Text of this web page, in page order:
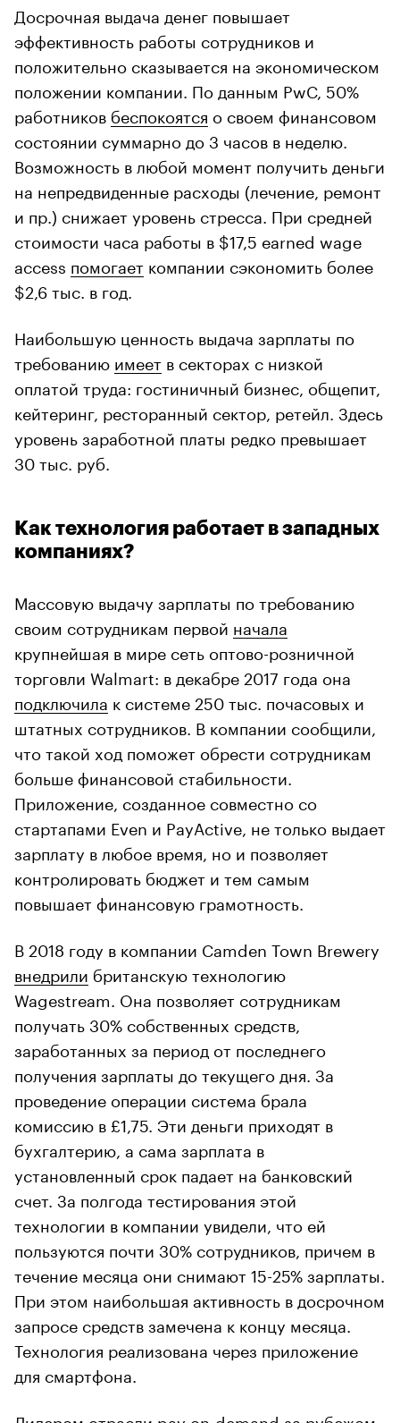
Досрочная выдача денег повышает
эффективность работы сотрудников и
положительно сказывается на экономическом
положении компании. По данным PwC, 50%
работников беспокоятся о своем финансовом
состоянии суммарно до 3 часов в неделю.
Возможность в любой момент получить деньги
на непредвиденные расходы (лечение, ремонт
и пр.) снижает уровень стресса. При средней
стоимости часа работы в $17,5 earned wage
access помогает компании сэкономить более
$2,6 тыс. в год.
Наибольшую ценность выдача зарплаты по
требованию имеет в секторах с низкой
оплатой труда: гостиничный бизнес, общепит,
кейтеринг, ресторанный сектор, ретейл. Здесь
уровень заработной платы редко превышает
30 тыс. руб.
Как технология работает в западных
компаниях?
Массовую выдачу зарплаты по требованию
своим сотрудникам первой начала
крупнейшая в мире сеть оптово-розничной
торговли Walmart: в декабре 2017 года она
подключила к системе 250 тыс. почасовых и
штатных сотрудников. В компании сообщили,
что такой ход поможет обрести сотрудникам
больше финансовой стабильности.
Приложение, созданное совместно со
стартапами Even и PayActive, не только выдает
зарплату в любое время, но и позволяет
контролировать бюджет и тем самым
повышает финансовую грамотность.
В 2018 году в компании Camden Town Brewery
внедрили британскую технологию
Wagestream. Она позволяет сотрудникам
получать 30% собственных средств,
заработанных за период от последнего
получения зарплаты до текущего дня. За
проведение операции система брала
комиссию в £1,75. Эти деньги приходят в
бухгалтерию, а сама зарплата в
установленный срок падает на банковский
счет. За полгода тестирования этой
технологии в компании увидели, что ей
пользуются почти 30% сотрудников, причем в
течение месяца они снимают 15-25% зарплаты.
При этом наибольшая активность в досрочном
запросе средств замечена к концу месяца.
Технология реализована через приложение
для смартфона.